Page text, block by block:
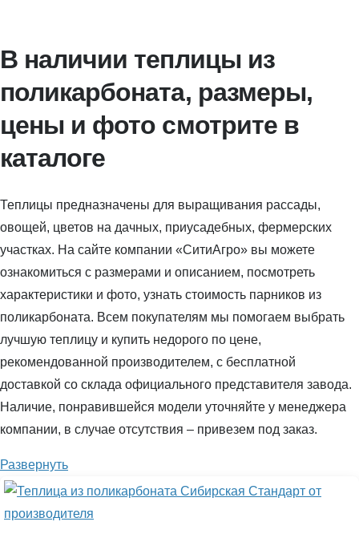
В наличии теплицы из
поликарбоната, размеры,
цены и фото смотрите в
каталоге
Теплицы предназначены для выращивания рассады,
овощей, цветов на дачных, приусадебных, фермерских
участках. На сайте компании «СитиАгро» вы можете
ознакомиться с размерами и описанием, посмотреть
характеристики и фото, узнать стоимость парников из
поликарбоната. Всем покупателям мы помогаем выбрать
лучшую теплицу и купить недорого по цене,
рекомендованной производителем, с бесплатной
доставкой со склада официального представителя завода.
Наличие, понравившейся модели уточняйте у менеджера
компании, в случае отсутствия – привезем под заказ.
Развернуть